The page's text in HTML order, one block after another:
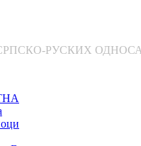
РУСКИХ ОДНОСА